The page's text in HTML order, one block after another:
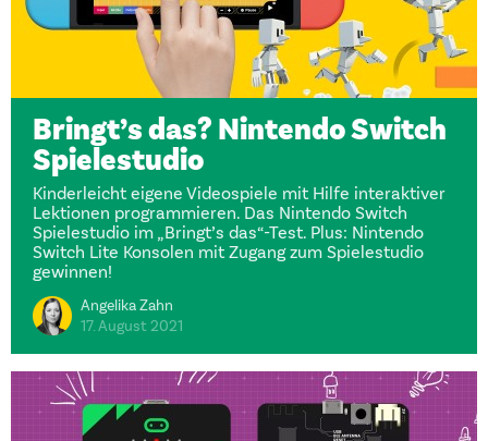
Bringt’s das? Nintendo Switch
Spielestudio
Kinderleicht eigene Videospiele mit Hilfe interaktiver
Lektionen programmieren. Das Nintendo Switch
Spielestudio im „Bringt’s das“-Test. Plus: Nintendo
Switch Lite Konsolen mit Zugang zum Spielestudio
gewinnen!
Angelika Zahn
17. August 2021